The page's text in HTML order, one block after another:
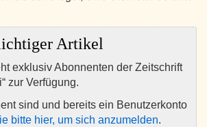
Artikel
exklusiv Abonnenten der Zeitschrift
zur Verfügung.
sind und bereits ein Benutzerkonto
bitte hier, um sich anzumelden.